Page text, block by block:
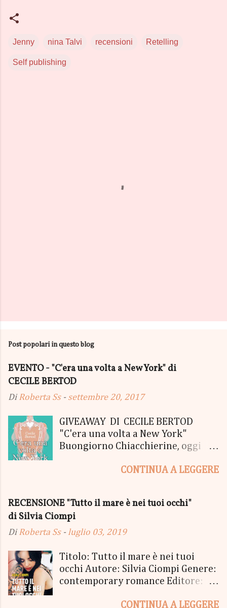
Jenny nina Talvi recensioni Retelling
Self publishing
Post popolari in questo blog
EVENTO - "C'era una volta a New York" di
CECILE BERTOD
DiRoberta Ss - settembre 20, 2017
GIVEAWAY DI CECILE BERTOD
"C'era una volta a New York"
Buongiorno Chiacchierine, oggi
lanciamo il SUPER MEGA GIVEAWAY
05 Ottobre di "C'era una volta a
New York", edito Newton Compton.
Un Giveaway molto ricco per la
Premio, che si aggiudicherà tutto
in Un bel PACCO SORPRESA: - La
Copia Cartacea di "C'era una volta a
"tutto ma non il mio Tailleur" - una
CONTINUA A LEGGERE
RECENSIONE "Tutto il mare è nei tuoi occhi"
di Silvia Ciompi
DiRoberta Ss - luglio 03, 2019
Titolo: Tutto il mare è nei tuoi
occhi Autore: Silvia Ciompi Genere:
contemporary romance Editore:
Pubblicazione: 4 giugno Formato:
CONTINUA A LEGGERE